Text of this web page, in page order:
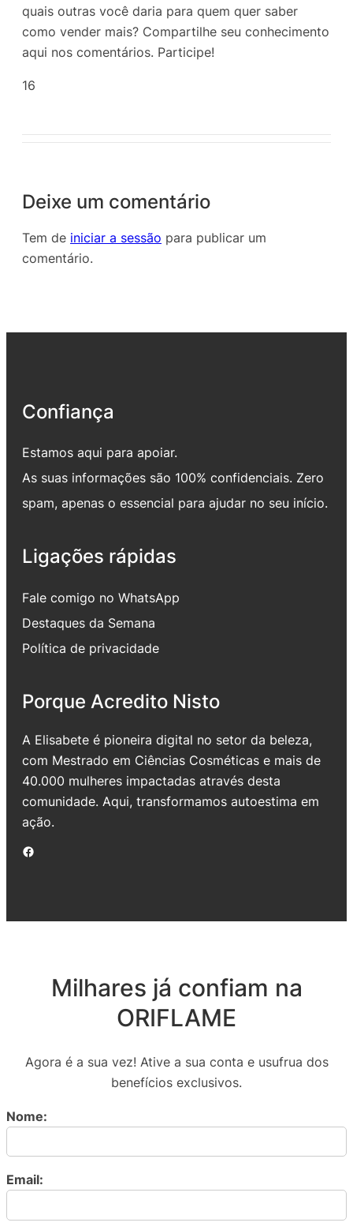
quais outras você daria para quem quer saber
como vender mais? Compartilhe seu conhecimento
aqui nos comentários. Participe!
16
Deixe um comentário
Tem de iniciar a sessão para publicar um
comentário.
Confiança
Estamos aqui para apoiar.
As suas informações são 100% confidenciais. Zero
spam, apenas o essencial para ajudar no seu início.
Ligações rápidas
Fale comigo no WhatsApp
Destaques da Semana
Política de privacidade
Porque Acredito Nisto
A Elisabete é pioneira digital no setor da beleza,
com Mestrado em Ciências Cosméticas e mais de
40.000 mulheres impactadas através desta
comunidade. Aqui, transformamos autoestima em
ação.
Facebook
Milhares já confiam na
ORIFLAME
Agora é a sua vez! Ative a sua conta e usufrua dos
benefícios exclusivos.
Nome:
Email: